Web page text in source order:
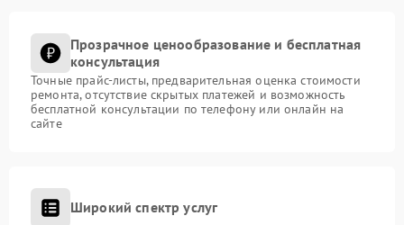
Прозрачное ценообразование и бесплатная
консультация
Точные прайс-листы, предварительная оценка стоимости
ремонта, отсутствие скрытых платежей и возможность
бесплатной консультации по телефону или онлайн на
сайте
Широкий спектр услуг